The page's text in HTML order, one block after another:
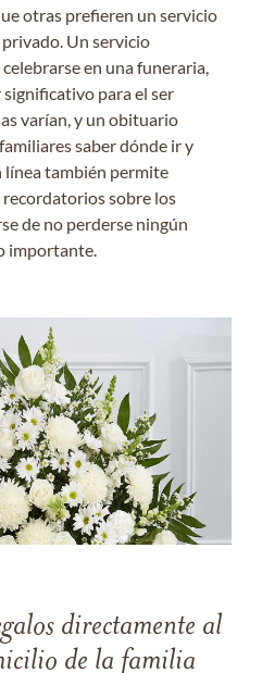
otras prefieren un servicio
Un servicio
en una funeraria,
para el ser
varían, y un obituario
saber dónde ir y
línea también permite
sobre los
de no perderse ningún
importante.
directamente al
de la familia